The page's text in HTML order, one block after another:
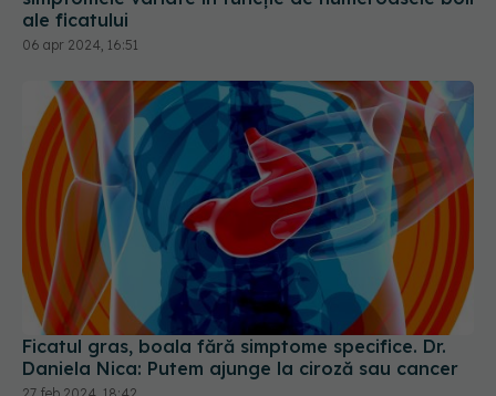
ale ficatului
06 apr 2024, 16:51
Ficatul gras, boala fără simptome specifice. Dr.
Daniela Nica: Putem ajunge la ciroză sau cancer